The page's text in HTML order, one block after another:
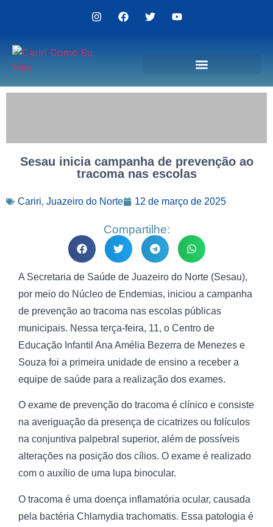
Sesau inicia campanha de prevenção ao
tracoma nas escolas
Cariri, Juazeiro do Norte 12 de março de 2025
Compartilhe:
A Secretaria de Saúde de Juazeiro do Norte (Sesau),
por meio do Núcleo de Endemias, iniciou a campanha
de prevenção ao tracoma nas escolas públicas
municipais. Nessa terça-feira, 11, o Centro de
Educação Infantil Ana Amélia Bezerra de Menezes e
Souza foi a primeira unidade de ensino a receber a
equipe de saúde para a realização dos exames.
O exame de prevenção do tracoma é clínico e consiste
na averiguação da presença de cicatrizes ou folículos
na conjuntiva palpebral superior, além de possíveis
alterações na posição dos cílios. O exame é realizado
com o auxílio de uma lupa binocular.
O tracoma é uma doença inflamatória ocular, causada
pela bactéria Chlamydia trachomatis. Essa patologia é